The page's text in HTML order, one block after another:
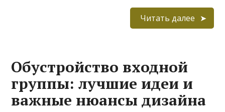
Читать далее
Обустройство входной
группы: лучшие идеи и
важные нюансы дизайна